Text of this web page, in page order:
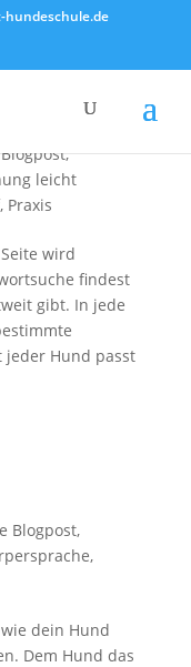
hundeschule.de
,
leicht
, Praxis
wird
findest
gibt. In jede
jeder Hund passt
Blogpost,
,
dein Hund
Dem Hund das